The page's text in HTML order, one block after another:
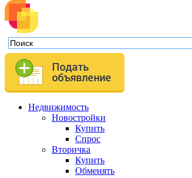
Недвижимость
Новостройки
Купить
Спрос
Вторичка
Купить
Обменять